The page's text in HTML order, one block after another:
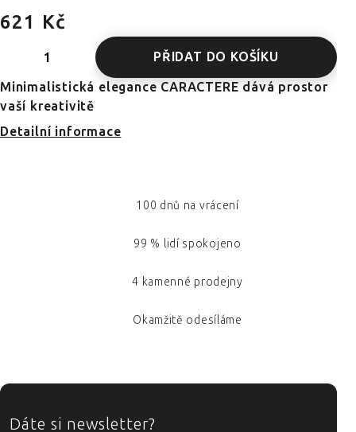
621 Kč
PŘIDAT DO KOŠÍKU
Minimalistická elegance CARACTERE dává prostor
vaší kreativitě
Detailní informace
100 dnů na vrácení
99 % lidí spokojeno
4 kamenné prodejny
Okamžitě odesíláme
ZÁPATÍ
Dáte si newsletter?